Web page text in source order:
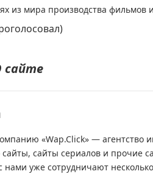
из мира производства фильмов
сайте
«Wap.Click» — агентство
сайты сериалов и прочие
нами уже сотрудничают